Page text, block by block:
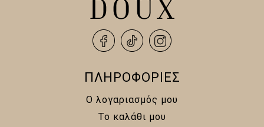
ΠΛΗΡΟΦΟΡΙΕΣ
Ο λογαριασμός μου
Το καλάθι μου